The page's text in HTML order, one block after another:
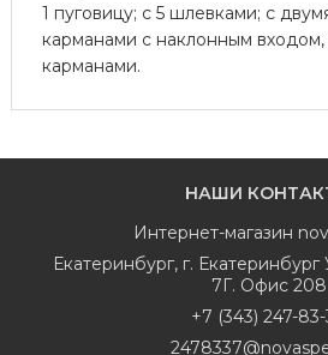
1 пуговицу; с 5 шлевками; с
карманами с наклонным
карманами.
НАШИ
Интернет-магазин
Екатеринбург, г. Екатеринбург
7Г. Офис 208
+7 (343) 247-